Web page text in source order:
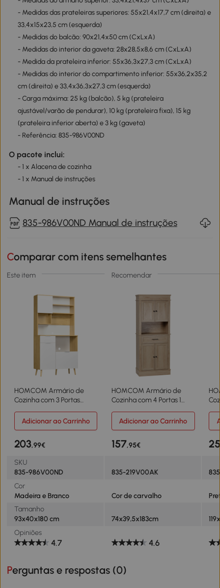
- Medidas das prateleiras superiores: 55x21,4x17,7 cm (direita) e
33,4x15x23,5 cm (esquerda)
- Medidas do balcão: 90x21,4x50 cm (CxLxA)
- Medidas do interior da gaveta: 28x28,5x8,6 cm (CxLxA)
- Medida da prateleira inferior: 55x36,3x27,3 cm (CxLxA)
- Medidas do interior do compartimento inferior: 55x36,2x35,2
cm (direita) e 33,4x36,3x27,3 cm (esquerda)
- Carga máxima: 25 kg (balcão), 5 kg (prateleira
ajustável/varão de pendurar), 10 kg (prateleira fixa), 15 kg
(prateleira inferior aberta) e 3 kg (gaveta)
- Referência: 835-986V00ND
O pacote inclui:
- 1 x Alacena de cozinha
- 1 x Manual de instruções
Manual de instruções
835-986V00ND Manual de instruções
Comparar com itens semelhantes
Este item Recomendar
HOMCOM Armário de
Cozinha com 3 Portas
Bancada para Micro-
Ondas e Suporte para
Madeira e Branco
HOMCOM Armário de
Cozinha com 4 Portas 1
para Sala de Estar Sala de
Jantar 74x39,5x183cm
Adicionar ao Carrinho Adicionar ao Carrinho
203,99€ 157,95€
SKU
835-986V00ND
835-219V00AK
Cor
Madeira e Branco
Cor de carvalho
Tamanho
93x40x180 cm
74x39,5x183cm
Opiniões
4.7 4.6
Perguntas e respostas (0)